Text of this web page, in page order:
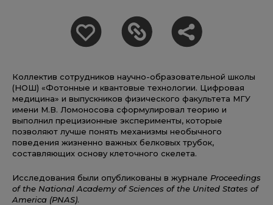
Коллектив сотрудников научно-образовательной школы
(НОШ) «Фотонные и квантовые технологии. Цифровая
медицина» и выпускников физического факультета МГУ
имени М.В. Ломоносова сформулировал теорию и
выполнил прецизионные эксперименты, которые
позволяют лучше понять механизмы необычного
поведения жизненно важных белковых трубок,
составляющих основу клеточного скелета.
Исследования были опубликованы в журнале Proceedings
of the National Academy of Sciences of the United States of
America (PNAS).